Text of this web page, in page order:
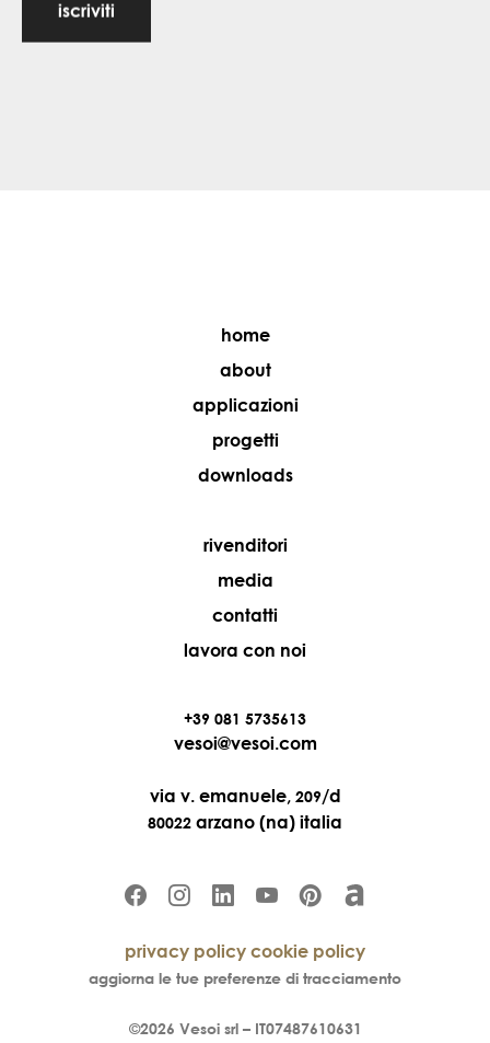
iscriviti
home
about
applicazioni
progetti
downloads
rivenditori
media
contatti
lavora con noi
+39 081 5735613
vesoi@vesoi.com
via v. emanuele, 209/d
80022 arzano (na) italia
privacy policy cookie policy
aggiorna le tue preferenze di tracciamento
©2026 Vesoisrl – IT07487610631